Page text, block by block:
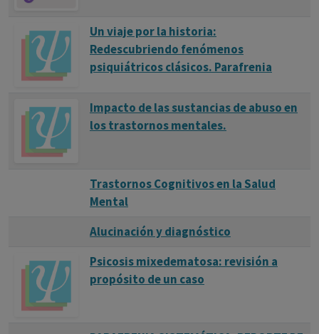
Un viaje por la historia:
Redescubriendo fenómenos
psiquiátricos clásicos. Parafrenia
Impacto de las sustancias de abuso en
los trastornos mentales.
Trastornos Cognitivos en la Salud
Mental
Alucinación y diagnóstico
Psicosis mixedematosa: revisión a
propósito de un caso